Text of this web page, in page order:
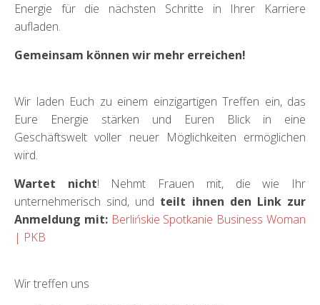
Energie für die nächsten Schritte in Ihrer Karriere
aufladen.
Gemeinsam können wir mehr erreichen!
Wir laden Euch zu einem einzigartigen Treffen ein, das
Eure Energie stärken und Euren Blick in eine
Geschäftswelt voller neuer Möglichkeiten ermöglichen
wird.
Wartet nicht! Nehmt Frauen mit, die wie Ihr
unternehmerisch sind, und teilt ihnen den Link zur
Anmeldung mit: Berlińskie Spotkanie Business Woman
| PKB
Wir treffen uns